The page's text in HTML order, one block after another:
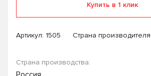
Купить в 1 клик
Артикул: 1505 Страна
Страна производства: